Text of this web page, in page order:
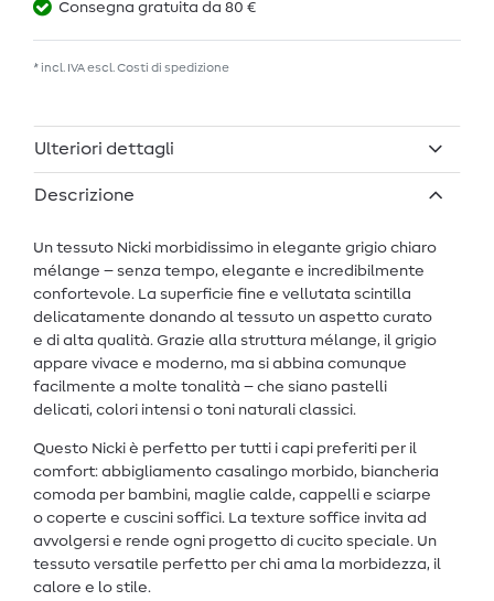
Consegna gratuita da 80 €
* incl. IVA escl. Costi di spedizione
Ulteriori dettagli
Descrizione
Un tessuto Nicki morbidissimo in elegante grigio chiaro
mélange – senza tempo, elegante e incredibilmente
confortevole. La superficie fine e vellutata scintilla
delicatamente donando al tessuto un aspetto curato
e di alta qualità. Grazie alla struttura mélange, il grigio
appare vivace e moderno, ma si abbina comunque
facilmente a molte tonalità – che siano pastelli
delicati, colori intensi o toni naturali classici.
Questo Nicki è perfetto per tutti i capi preferiti per il
comfort: abbigliamento casalingo morbido, biancheria
comoda per bambini, maglie calde, cappelli e sciarpe
o coperte e cuscini soffici. La texture soffice invita ad
avvolgersi e rende ogni progetto di cucito speciale. Un
tessuto versatile perfetto per chi ama la morbidezza, il
calore e lo stile.